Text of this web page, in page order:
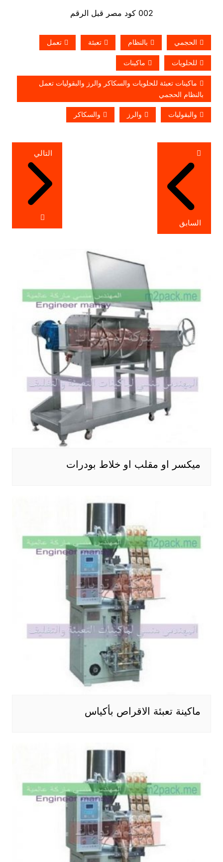
002 كود مصر قبل الرقم
الحجمي بالنظام تعبئة تعمل
للحلويات ماكينات
ماكينات تعبئة للحلويات والسكاكر والرز والبقوليات تعمل
بالنظام الحجمي
والبقوليات والرز والسكاكر
تصفّح
المقالات
السابق
التالي
ميكسر او مقلب او خلاط بودرات
ماكينة تعبئة الاقراص بأكياس